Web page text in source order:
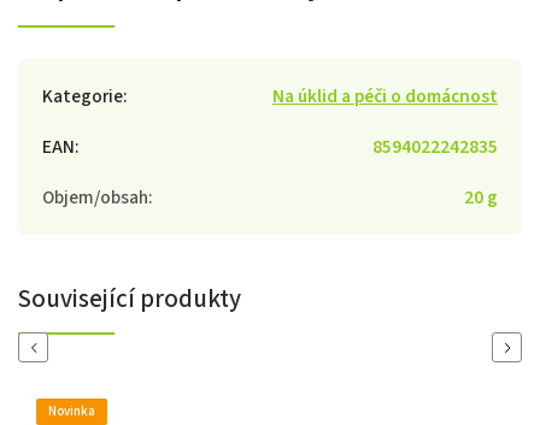
Kategorie:
Na úklid a péči o domácnost
EAN:
8594022242835
Objem/obsah: 20 g
Související produkty
Previous
Novinka
Next